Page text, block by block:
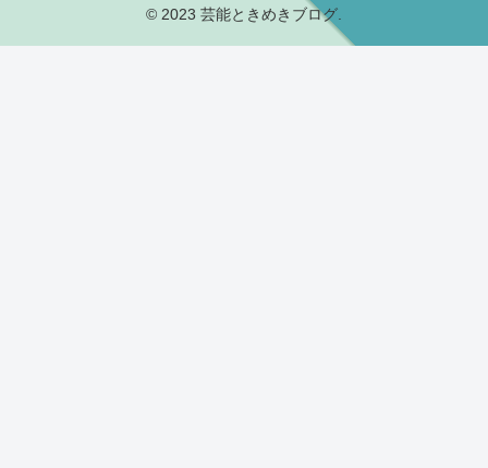
© 2023 芸能ときめきブログ.